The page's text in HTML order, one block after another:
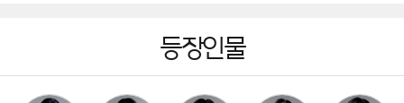
등장인물